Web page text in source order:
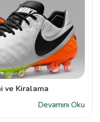
ve Kiralama
Devamını Oku